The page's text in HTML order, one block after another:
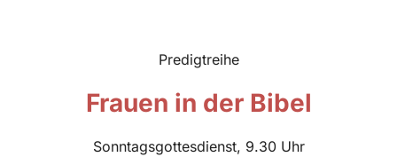
Predigtreihe
Frauen in der Bibel
Sonntagsgottesdienst, 9.30 Uhr